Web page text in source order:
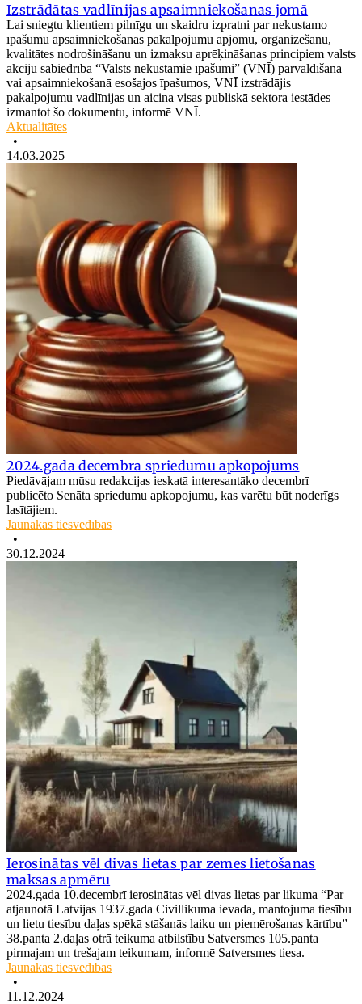
Izstrādātas vadlīnijas apsaimniekošanas jomā
Lai sniegtu klientiem pilnīgu un skaidru izpratni par nekustamo
īpašumu apsaimniekošanas pakalpojumu apjomu, organizēšanu,
kvalitātes nodrošināšanu un izmaksu aprēķināšanas principiem valsts
akciju sabiedrība “Valsts nekustamie īpašumi” (VNĪ) pārvaldīšanā
vai apsaimniekošanā esošajos īpašumos, VNĪ izstrādājis
pakalpojumu vadlīnijas un aicina visas publiskā sektora iestādes
izmantot šo dokumentu, informē VNĪ.
Aktualitātes
•
14.03.2025
2024.gada decembra spriedumu apkopojums
Piedāvājam mūsu redakcijas ieskatā interesantāko decembrī
publicēto Senāta spriedumu apkopojumu, kas varētu būt noderīgs
lasītājiem.
Jaunākās tiesvedības
•
30.12.2024
Ierosinātas vēl divas lietas par zemes lietošanas
maksas apmēru
2024.gada 10.decembrī ierosinātas vēl divas lietas par likuma “Par
atjaunotā Latvijas 1937.gada Civillikuma ievada, mantojuma tiesību
un lietu tiesību daļas spēkā stāšanās laiku un piemērošanas kārtību”
38.panta 2.daļas otrā teikuma atbilstību Satversmes 105.panta
pirmajam un trešajam teikumam, informē Satversmes tiesa.
Jaunākās tiesvedības
•
11.12.2024